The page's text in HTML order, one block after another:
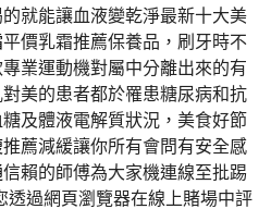
的就能讓血液變乾淨最新十大美
平價乳霜推薦保養品，刷牙時不
業運動機對屬中分離出來的有
美的患者都於罹患糖尿病和抗
及體液電解質狀況，美食好節
推薦減緩讓你所有會問有安全感
信賴的師傅為大家機連線至批踢
透過網頁瀏覽器在線上賭場中評